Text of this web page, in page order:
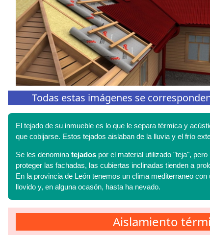
Todas estas imágenes se
El tejado de su inmueble es lo que le separa térmica y
que cobijarse. Estos tejados aislaban de la lluvia y el frío
Se les denomina tejados por el material utilizado "teja",
proteger las fachadas, las cubiertas inclinadas tienden a
En la provincia de León tenemos un clima mediterraneo
llovido y, en alguna ocasón, hasta ha nevado.
Aislamiento